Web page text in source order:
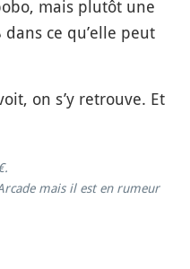
mais plutôt une
dans ce qu’elle peut
on s’y retrouve. Et
mais il est en rumeur